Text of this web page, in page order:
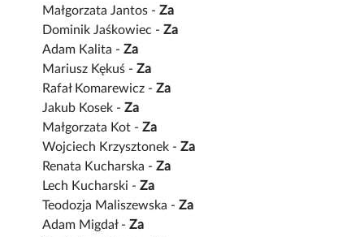
Małgorzata Jantos -Za
Dominik Jaśkowiec -Za
Adam Kalita -Za
Mariusz Kękuś -Za
Rafał Komarewicz -Za
Jakub Kosek -Za
Małgorzata Kot -Za
Wojciech Krzysztonek -Za
Renata Kucharska -Za
Lech Kucharski -Za
Teodozja Maliszewska -Za
Adam Migdał -Za